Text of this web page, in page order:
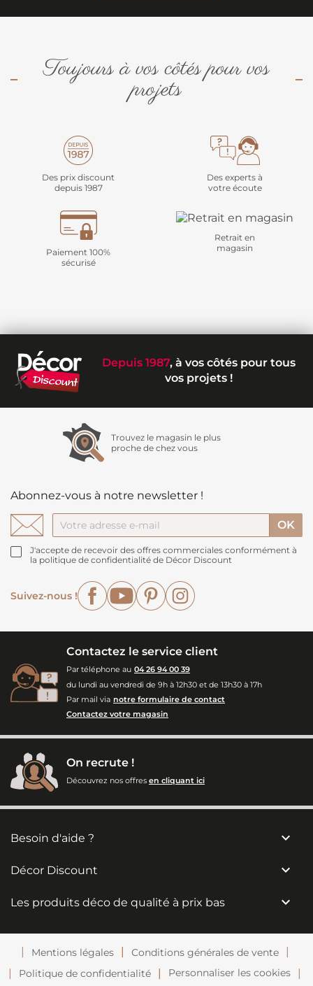
Toujours à vos côtés pour vos
projets
Des prix discount
depuis 1987
Des experts à
votre écoute
Paiement 100%
sécurisé
Retrait en
magasin
Depuis 1987, à vos côtés pour tous
vos projets !
Trouvez le magasin le plus
proche de chez vous
Abonnez-vous à notre newsletter !
J'accepte de recevoir des offres commerciales conformément à
la politique de confidentialité de Décor Discount
Suivez-nous !
FacebookYouTubePinterest
Contactez le service client
Par téléphone au 04 26 94 00 39
du lundi au vendredi de 9h à 12h30 et de 13h30 à 17h
Par mail via notre formulaire de contact
Contactez votre magasin
On recrute !
Découvrez nos offres en cliquant ici
Besoin d'aide ? 
Décor Discount 
Les produits déco de qualité à prix bas 
Mentions légales
Conditions générales de vente
Politique de confidentialité
Personnaliser les cookies